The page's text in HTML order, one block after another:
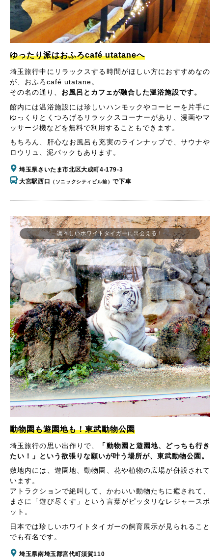
ゆったり派はおふろcafé utataneへ
埼玉旅行中にリラックスする時間がほしい方におすすめなの
が、おふろcafé utatane。
その名の通り、 お風呂とカフェが融合した温浴施設です。
館内には温浴施設には珍しいハンモックやコーヒーを片手に
ゆっくりとくつろげるリラックスコーナーがあり、漫画やマ
ッサージ機などを無料で利用することもできます。
もちろん、肝心なお風呂も充実のラインナップで、サウナや
ロウリュ、泥パックもあります。
埼玉県さいたま市北区大成町4-179-3
大宮駅西口
（ソニックシティビル前）で下車
凛々しいホワイトタイガーに出会える！
動物園も遊園地も！東武動物公園
埼玉旅行の思い出作りで、
「動物園と遊園地、どっちも行き
たい！」という欲張りな願いが叶う場所が、東武動物公園。
敷地内には、遊園地、動物園、花や植物の広場が併設されて
います。
アトラクションで絶叫して、かわいい動物たちに癒されて、
まさに「遊び尽くす」という言葉がピッタリなレジャースポ
ット。
日本では珍しいホワイトタイガーの飼育展示が見られること
でも有名です。
埼玉県南埼玉郡宮代町須賀110